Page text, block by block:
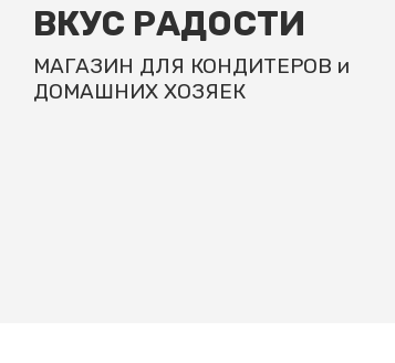
ВКУС РАДОСТИ
МАГАЗИН ДЛЯ КОНДИТЕРОВ и
ДОМАШНИХ ХОЗЯЕК